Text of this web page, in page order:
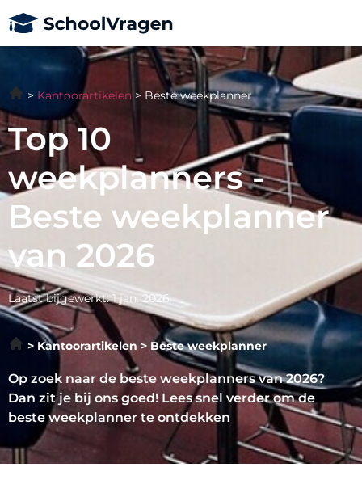
Kantoorartikelen Beste weekplanner
Top 10
weekplanners -
Beste weekplanner
van 2026
Laatst bijgewerkt: 1 jan. 2026
Kantoorartikelen Beste weekplanner
Op zoek naar de beste weekplanners van 2026?
Dan zit je bij ons goed! Lees snel verder om de
beste weekplanner te ontdekken